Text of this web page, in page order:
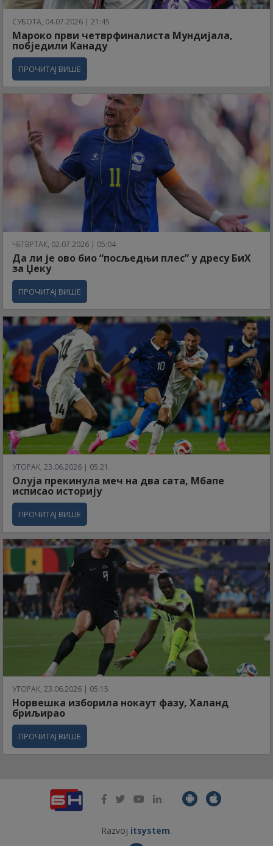
СУБОТА, 04.07.2026 | 21:45
Мароко први четврфиналиста Мундијала,
побједили Канаду
ПРОЧИТАЈ ВИШЕ
ЧЕТВРТАК, 02.07.2026 | 05:04
Да ли је ово био “посљедњи плес” у дресу БиХ
за Џеку
ПРОЧИТАЈ ВИШЕ
УТОРАК, 23.06.2026 | 05:21
Олуја прекинула меч на два сата, Мбапе
исписао историју
ПРОЧИТАЈ ВИШЕ
УТОРАК, 23.06.2026 | 05:15
Норвешка изборила нокаут фазу, Халанд
бриљирао
ПРОЧИТАЈ ВИШЕ
Razvoj itsystem.